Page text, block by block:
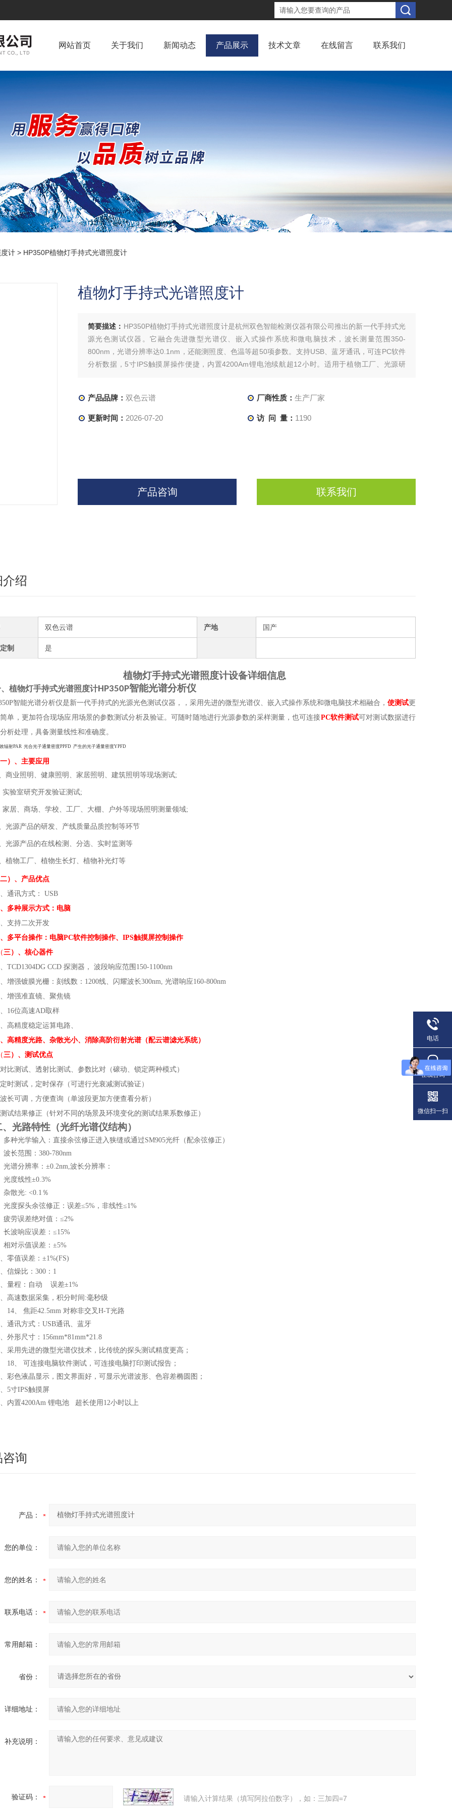
网站首页 关于我们 新闻动态 产品展示 技术文章 在线留言 联系我们
计 > HP350P植物灯手持式光谱照度计
植物灯手持式光谱照度计
简要描述： HP350P植物灯手持式光谱照度计是杭州双色智能检测仪器有限公司推出的新一代手持式光
源光色测试仪器。它融合先进微型光谱仪、嵌入式操作系统和微电脑技术，波长测量范围350-
800nm，光谱分辨率达0.1nm，还能测照度、色温等超50项参数。支持USB、蓝牙通讯，可连PC软件
分析数据，5寸IPS触摸屏操作便捷，内置4200Am锂电池续航超12小时。适用于植物工厂、光源研
产品品牌： 双色云谱 厂商性质： 生产厂家
更新时间： 2026-07-20 访 问 量： 1190
产品咨询 联系我们
绍
双色云谱 产地 国产
制 是
植物灯手持式光谱照度计设备详细信息
植物灯手持式光谱照度计HP350P智能光谱分析仪
智能光谱分析仪是新一代手持式的光源光色测试仪器，，采用先进的微型光谱仪、嵌入式操作系统和微电脑技术相融合， 使测试更
单，更加符合现场应用场景的参数测试分析及验证。可随时随地进行光源参数的采样测量，也可连接PC软件测试可对测试数据进行
析处理，具备测量线性和准确度。
辐射PAR 光合光子通量密度PPFD 产生的光子通量密度YPFD
一）、主要应用
商业照明、健康照明、家居照明、建筑照明等现场测试;
实验室研究开发验证测试;
家居、商场、学校、工厂、大棚、户外等现场照明测量领域;
光源产品的研发、产线质量品质控制等环节
光源产品的在线检测、分选、实时监测等
植物工厂、植物生长灯、植物补光灯等
二）、产品优点
通讯方式： USB
多种展示方式：电脑
支持二次开发
多平台操作：电脑PC软件控制操作、IPS触摸屏控制操作
（三）、核心器件
TCD1304DG CCD 探测器， 波段响应范围150-1100nm
增强镀膜光栅：刻线数：1200线、闪耀波长300nm, 光谱响应160-800nm
增强准直镜、聚焦镜
16位高速AD取样
高精度稳定运算电路、
高精度光路、杂散光小、消除高阶衍射光谱（配云谱滤光系统）
（三）、测试优点
比测试、透射比测试、参数比对（磙动、锁定两种模式）
时测试，定时保存（可进行光衰减测试验证）
长可调，方便查询（单波段更加方便查看分析）
试结果修正（针对不同的场景及环境变化的测试结果系数修正）
、 光路特性 （光纤光谱仪结构）
多种光学输入：直接余弦修正进入狭缝或通过SM905光纤（配余弦修正）
波长范围： 380-780nm
光谱分辨率：±0.2nm,波长分辨率：
光度线性±0.3%
杂散光: <0.1％
光度探头余弦修正：误差≤5%，非线性≤1%
疲劳误差绝对值：≤2%
长波响应误差：≤15%
相对示值误差： ±5%
零值误差： ±1%(FS)
信燥比：300：1
、量程：自动 误差±1%
、高速数据采集，积分时间 :毫秒级
14、 焦距42.5mm 对称非交叉H-T光路
通讯方式： USB通讯、蓝牙
外形尺寸： 156mm*81mm*21.8
采用先进的微型光谱仪技术，比传统的探头测试精度更高；
18、 可连接电脑软件测试，可连接电脑打印测试报告；
彩色液晶显示，图文界面好，可显示光谱波形、色容差椭圆图；
5寸IPS触摸屏
内置4200Am 锂电池 超长使用12小时以上
咨询
产品：
您的单位：
您的姓名：
联系电话：
常用邮箱：
省份：
详细地址：
补充说明：
验证码： 请输入计算结果（填写阿拉伯数字），如：三加四=7
电话
在线咨询
微信扫一扫